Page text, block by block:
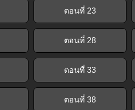
ตอนที่ 23
ตอนที่ 28
ตอนที่ 33
ตอนที่ 38